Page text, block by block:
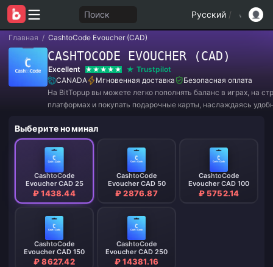
Поиск Русский /
Главная / CashtoCode Evoucher (CAD)
CASHTOCODE EVOUCHER (CAD)
Excellent
Trustpilot
CANADA
Мгновенная доставка
Безопасная оплата
На BitTopup вы можете легко пополнять баланс в играх, на
платформах и покупать подарочные карты, наслаждаясь
Выберите номинал
CashtoCode
Evoucher CAD 25
₽ 1438.44
CashtoCode
Evoucher CAD 50
₽ 2876.87
CashtoCode
Evoucher CAD 100
₽ 5752.14
CashtoCode
Evoucher CAD 150
₽ 8627.42
CashtoCode
Evoucher CAD 250
₽ 14381.16